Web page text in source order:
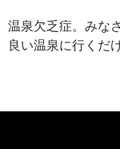
温泉欠乏症。みな
良い温泉に行くだけ